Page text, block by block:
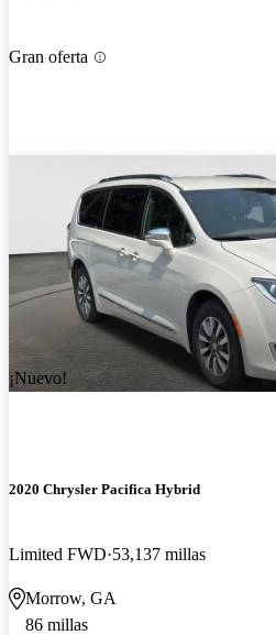
Gran oferta
¡Nuevo!
2020 Chrysler Pacifica Hybrid
Limited FWD 53,137 millas
Morrow, GA
86 millas